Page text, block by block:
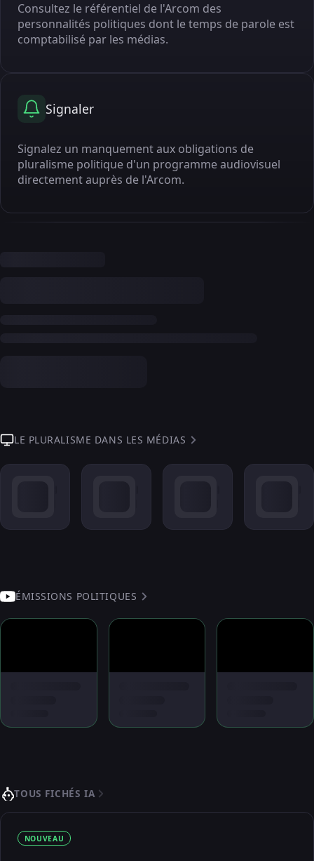
Consultez le référentiel de l'Arcom des
personnalités politiques dont le temps de parole est
comptabilisé par les médias.
Signaler
Signalez un manquement aux obligations de
pluralisme politique d'un programme audiovisuel
directement auprès de l'Arcom.
LE PLURALISME DANS LES MÉDIAS
ÉMISSIONS POLITIQUES
TOUS FICHÉS IA
NOUVEAU